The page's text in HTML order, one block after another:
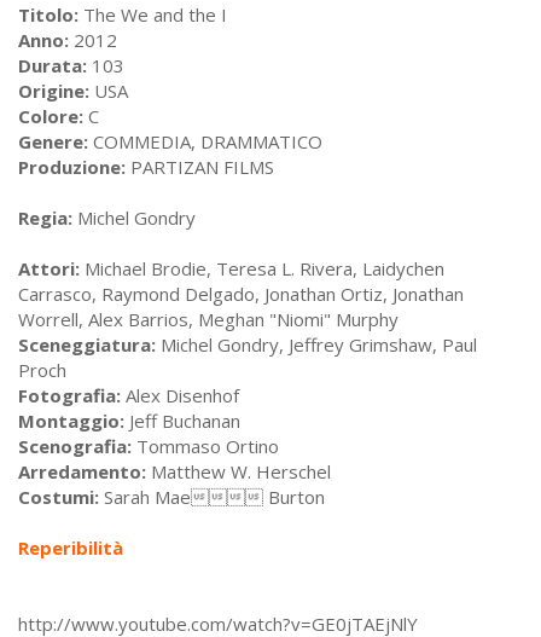
Titolo: The We and the I
Anno: 2012
Durata: 103
Origine: USA
Colore: C
Genere: COMMEDIA, DRAMMATICO
Produzione: PARTIZAN FILMS
Regia: Michel Gondry
Attori: Michael Brodie, Teresa L. Rivera, Laidychen
Carrasco, Raymond Delgado, Jonathan Ortiz, Jonathan
Worrell, Alex Barrios, Meghan "Niomi" Murphy
Sceneggiatura: Michel Gondry, Jeffrey Grimshaw, Paul
Proch
Fotografia: Alex Disenhof
Montaggio: Jeff Buchanan
Scenografia: Tommaso Ortino
Arredamento: Matthew W. Herschel
Costumi: Sarah Mae Burton
Reperibilità
http://www.youtube.com/watch?v=GE0jTAEjNlY